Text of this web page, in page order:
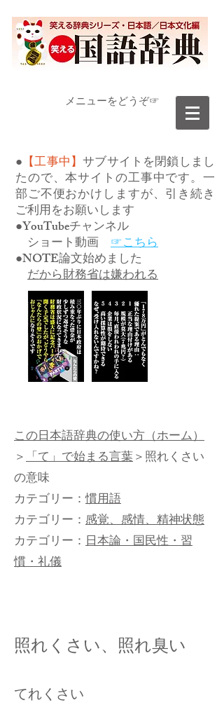
​メニューをどうぞ☞
● 【工事中】サブサイトを閉鎖しまし
たので、本サイトの工事中です。一
部ご不便おかけしますが、引き続き
ご利用をお願いします
●YouTubeチャンネル
ショート動画 ☞こちら
●NOTE論文始めました
だから財務省は嫌われる
この日本語辞典の使い方（ホーム）
＞「て」で始まる言葉＞照れくさい
の意味
カテゴリー：慣用語
カテゴリー： 感覚、感情、精神状態
カテゴリー： 日本論・国民性・習
慣・礼儀
照れくさい、照れ臭い
​てれくさい